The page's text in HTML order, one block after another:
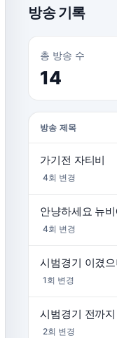
방송 기록
총 방송 수
14
방송 제목
가기전 자티비
4회 변경
안냥하세요 뉴
4회 변경
시범경기 이겼
1회 변경
시범경기 전까
2회 변경